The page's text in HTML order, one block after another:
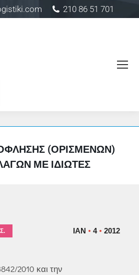
210 86 51 701
(ΟΡΙΣΜΈΝΩΝ)
ΜΕ ΙΔΙΏΤΕΣ
ΙΑΝ 4 2012
2010 και την